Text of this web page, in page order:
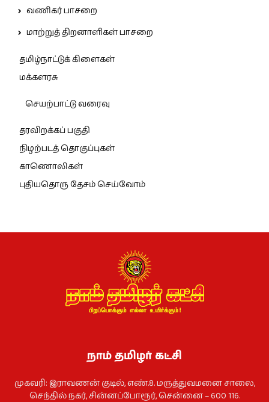
வணிகர் பாசறை
மாற்றுத் திறனாளிகள் பாசறை
தமிழ்நாட்டுக் கிளைகள்
மக்களரசு
செயற்பாட்டு வரைவு
தரவிறக்கப் பகுதி
நிழற்படத் தொகுப்புகள்
காணொலிகள்
புதியதொரு தேசம் செய்வோம்
நாம் தமிழர் கட்சி
முகவரி: இராவணன் குடில், எண்.8. மருத்துவமனை சாலை,
செந்தில் நகர், சின்னப்போரூர், சென்னை – 600 116.